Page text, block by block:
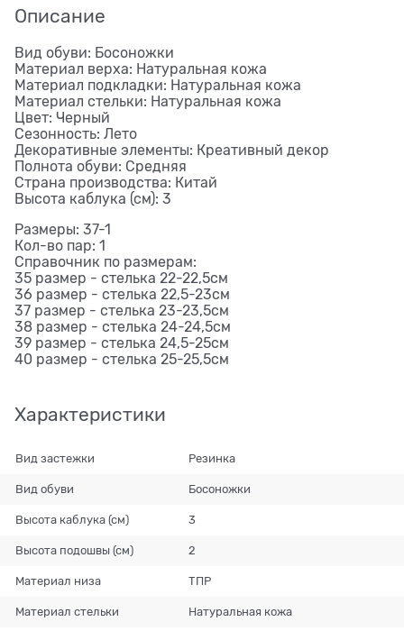
Описание
Вид обуви: Босоножки
Материал верха: Натуральная кожа
Материал подкладки: Натуральная кожа
Материал стельки: Натуральная кожа
Цвет: Черный
Сезонность: Лето
Декоративные элементы: Креативный декор
Полнота обуви: Средняя
Страна производства: Китай
Высота каблука (см): 3
Размеры: 37-1
Кол-во пар: 1
Справочник по размерам:
35 размер - стелька 22-22,5см
36 размер - стелька 22,5-23см
37 размер - стелька 23-23,5см
38 размер - стелька 24-24,5см
39 размер - стелька 24,5-25см
40 размер - стелька 25-25,5см
Характеристики
Вид застежки Резинка
Вид обуви Босоножки
Высота каблука (см) 3
Высота подошвы (см) 2
Материал низа ТПР
Материал стельки Натуральная кожа